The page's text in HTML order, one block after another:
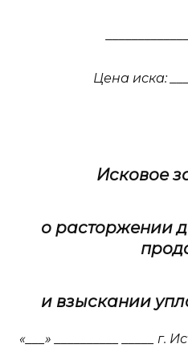
Цена иска:
Исковое
о расторжении
и взыскании
«___» __________ _____